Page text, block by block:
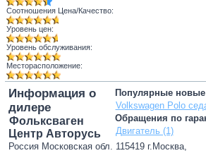
Соотношения Цена/Качество:
Уровень цен:
Уровень обслуживания:
Месторасположение:
Популярные новые
Volkswagen Polo
Обращения по
Двигатель (1)
Информация о
дилере
Фольксваген
Центр Авторусь
Россия Московская обл. 115419 г.Москва,